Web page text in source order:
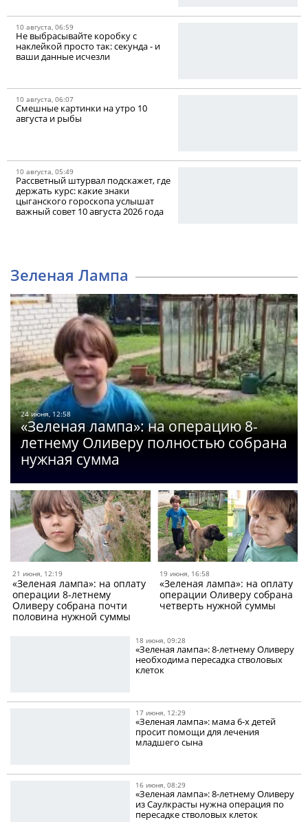
10 августа, 06:59
Не выбрасывайте коробку с
наклейкой просто так: секунда - и
ваши данные исчезли
10 августа, 06:07
Смешные картинки на утро 10
августа и рыбы
10 августа, 05:49
Рассветный штурвал подскажет, где
держать курс: какие знаки
цыганского гороскопа услышат
важный совет 10 августа 2026 года
Зеленая Лампа
24 июня, 12:58
«Зеленая лампа»: на операцию 8-
летнему Оливеру полностью собрана
нужная сумма
21 июня, 12:19
«Зеленая лампа»: на оплату
операции 8-летнему
Оливеру собрана почти
половина нужной суммы
19 июня, 16:58
«Зеленая лампа»: на оплату
операции Оливеру собрана
четверть нужной суммы
18 июня, 09:28
«Зеленая лампа»: 8-летнему Оливеру
необходима пересадка стволовых
клеток
17 июня, 12:29
«Зеленая лампа»: мама 6-х детей
просит помощи для лечения
младшего сына
16 июня, 08:29
«Зеленая лампа»: 8-летнему Оливеру
из Саулкрасты нужна операция по
пересадке стволовых клеток